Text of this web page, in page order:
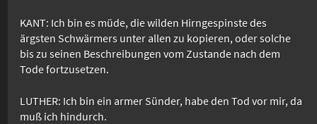
KANT: Ich bin es müde, die wilden Hirngespinste des
ärgsten Schwärmers unter allen zu kopieren, oder solche
bis zu seinen Beschreibungen vom Zustande nach dem
Tode fortzusetzen.
LUTHER: Ich bin ein armer Sünder, habe den Tod vor mir, da
muß ich hindurch.